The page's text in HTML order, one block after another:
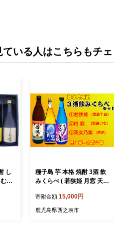
いる人はこちらもチェ
し
ら
酎
酎
種子島 芋 本格 焼酎 3酒 飲
みくらべ ( 若狭姫 月窓 天女
/ 芋焼酎 いも焼酎 本格焼酎
本格いも焼酎 本格芋焼酎 サ
寄附金額 15,000円
鹿児島県西之表市